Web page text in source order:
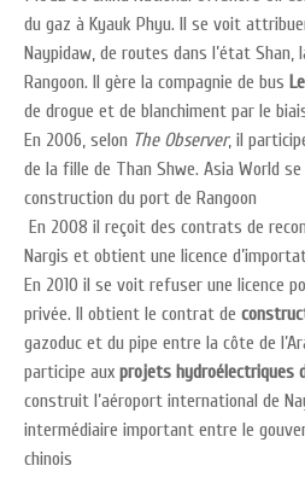
du gaz à Kyauk Phyu. Il se voit
Naypidaw, de routes dans l’état Shan,
Rangoon. Il gère la compagnie de bus
de drogue et de blanchiment par le
En 2006, selon The Observer, il
de la fille de Than Shwe. Asia World
construction du port de Rangoon
En 2008 il reçoit des contrats de
Nargis et obtient une licence
En 2010 il se voit refuser une licence
privée. Il obtient le contrat de
gazoduc et du pipe entre la côte de
participe aux projets hydroélectriques
construit l’aéroport international de
intermédiaire important entre le
chinois